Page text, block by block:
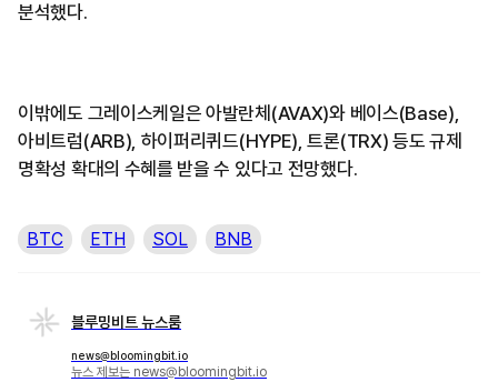
분석했다.
이밖에도 그레이스케일은 아발란체(AVAX)와 베이스(Base),
아비트럼(ARB), 하이퍼리퀴드(HYPE), 트론(TRX) 등도 규제
명확성 확대의 수혜를 받을 수 있다고 전망했다.
BTC ETH SOL BNB
블루밍비트 뉴스룸
news@bloomingbit.io
뉴스 제보는 news@bloomingbit.io